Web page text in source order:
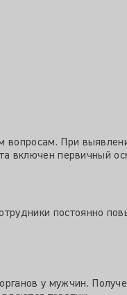
вопросам. При
включен первичный
постоянно
у мужчин.